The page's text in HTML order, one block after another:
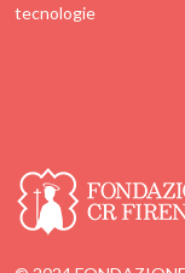
tecnologie